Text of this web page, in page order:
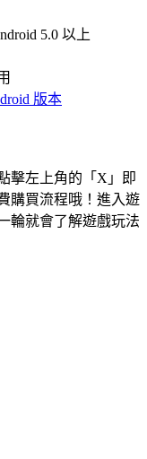
5.0 以上
版本
擊左上角的「X」即
購買流程哦！進入遊
輪就會了解遊戲玩法